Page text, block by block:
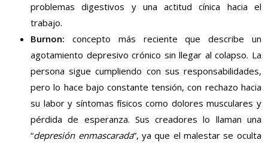
problemas digestivos y una actitud cínica hacia el
trabajo.
Burnon: concepto más reciente que describe un
agotamiento depresivo crónico sin llegar al colapso. La
persona sigue cumpliendo con sus responsabilidades,
pero lo hace bajo constante tensión, con rechazo hacia
su labor y síntomas físicos como dolores musculares y
pérdida de esperanza. Sus creadores lo llaman una
“depresión enmascarada”, ya que el malestar se oculta